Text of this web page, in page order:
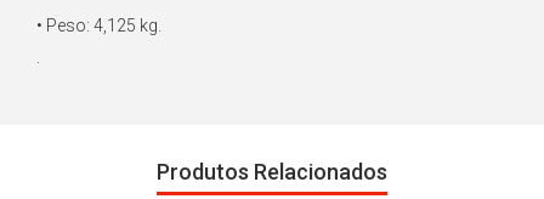
• Peso: 4,125 kg.
.
Produtos Relacionados